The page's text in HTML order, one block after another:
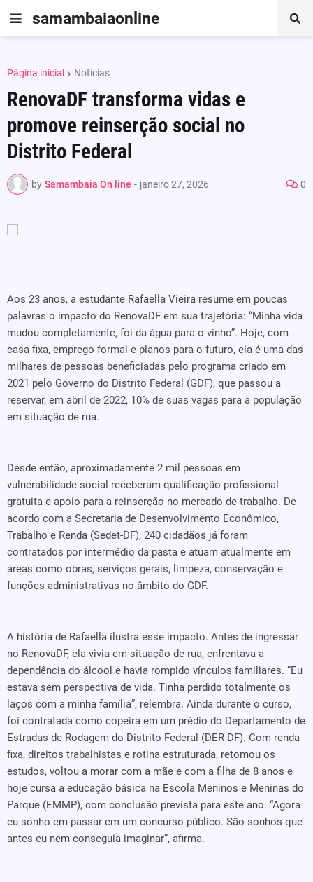
samambaiaonline
Página inicial Notícias
RenovaDF transforma vidas e
promove reinserção social no
Distrito Federal
by Samambaia On line - janeiro 27, 2026 0
Aos 23 anos, a estudante Rafaella Vieira resume em poucas
palavras o impacto do RenovaDF em sua trajetória: “Minha vida
mudou completamente, foi da água para o vinho”. Hoje, com
casa fixa, emprego formal e planos para o futuro, ela é uma das
milhares de pessoas beneficiadas pelo programa criado em
2021 pelo Governo do Distrito Federal (GDF), que passou a
reservar, em abril de 2022, 10% de suas vagas para a população
em situação de rua.
Desde então, aproximadamente 2 mil pessoas em
vulnerabilidade social receberam qualificação profissional
gratuita e apoio para a reinserção no mercado de trabalho. De
acordo com a Secretaria de Desenvolvimento Econômico,
Trabalho e Renda (Sedet-DF), 240 cidadãos já foram
contratados por intermédio da pasta e atuam atualmente em
áreas como obras, serviços gerais, limpeza, conservação e
funções administrativas no âmbito do GDF.
A história de Rafaella ilustra esse impacto. Antes de ingressar
no RenovaDF, ela vivia em situação de rua, enfrentava a
dependência do álcool e havia rompido vínculos familiares. “Eu
estava sem perspectiva de vida. Tinha perdido totalmente os
laços com a minha família”, relembra. Ainda durante o curso,
foi contratada como copeira em um prédio do Departamento de
Estradas de Rodagem do Distrito Federal (DER-DF). Com renda
fixa, direitos trabalhistas e rotina estruturada, retomou os
estudos, voltou a morar com a mãe e com a filha de 8 anos e
hoje cursa a educação básica na Escola Meninos e Meninas do
Parque (EMMP), com conclusão prevista para este ano. “Agora
eu sonho em passar em um concurso público. São sonhos que
antes eu nem conseguia imaginar”, afirma.